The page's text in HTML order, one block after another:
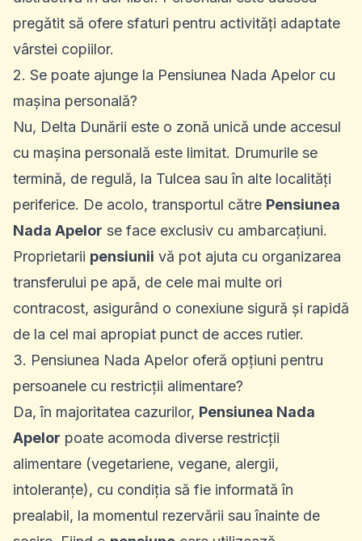
pregătit să ofere sfaturi pentru activități adaptate
vârstei copiilor.
2. Se poate ajunge la Pensiunea Nada Apelor cu
mașina personală?
Nu, Delta Dunării este o zonă unică unde accesul
cu mașina personală este limitat. Drumurile se
termină, de regulă, la Tulcea sau în alte localități
periferice. De acolo, transportul către Pensiunea
Nada Apelor se face exclusiv cu ambarcațiuni.
Proprietarii pensiunii vă pot ajuta cu organizarea
transferului pe apă, de cele mai multe ori
contracost, asigurând o conexiune sigură și rapidă
de la cel mai apropiat punct de acces rutier.
3. Pensiunea Nada Apelor oferă opțiuni pentru
persoanele cu restricții alimentare?
Da, în majoritatea cazurilor, Pensiunea Nada
Apelor poate acomoda diverse restricții
alimentare (vegetariene, vegane, alergii,
intoleranțe), cu condiția să fie informată în
prealabil, la momentul rezervării sau înainte de